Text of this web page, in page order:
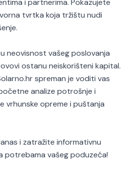
i partnerima. Pokazujete
tvrtka koja tržištu nudi
neovisnost vašeg poslovanja
ostanu neiskorišteni kapital.
spreman je voditi vas
analize potrošnje i
vrhunske opreme i puštanja
i zatražite informativnu
potrebama vašeg poduzeća!